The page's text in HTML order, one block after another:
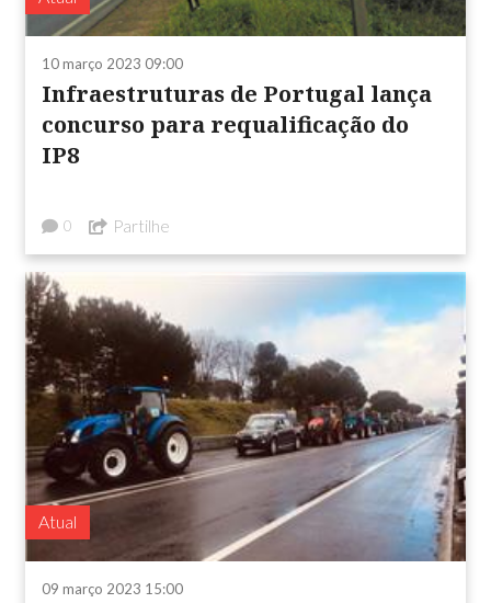
10 março 2023 09:00
Infraestruturas de Portugal lança
concurso para requalificação do
IP8
0 Partilhe
Atual
09 março 2023 15:00